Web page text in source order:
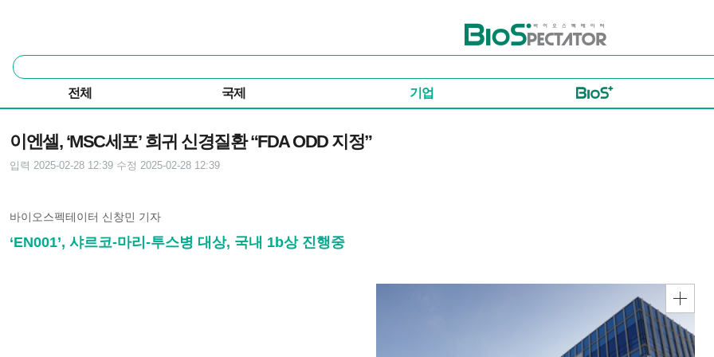
바이오스펙테이터
통
합
색
전체 국제 기업
이엔셀, ‘MSC세포’ 희귀 신경질환 “FDA ODD 지정”
입력 2025-02-28 12:39 수정 2025-02-28 12:39
바이오스펙테이터 신창민 기자
‘EN001’, 샤르코-마리-투스병 대상, 국내 1b상 진행중